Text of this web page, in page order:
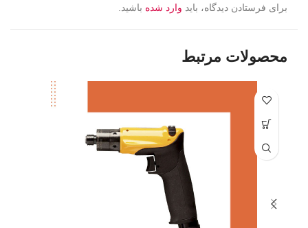
برای فرستادن دیدگاه، باید وارد شده باشید.
محصولات مرتبط